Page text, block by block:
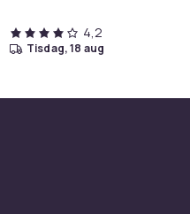
laddningsport – Vit
4,2
tisdag, 18 aug